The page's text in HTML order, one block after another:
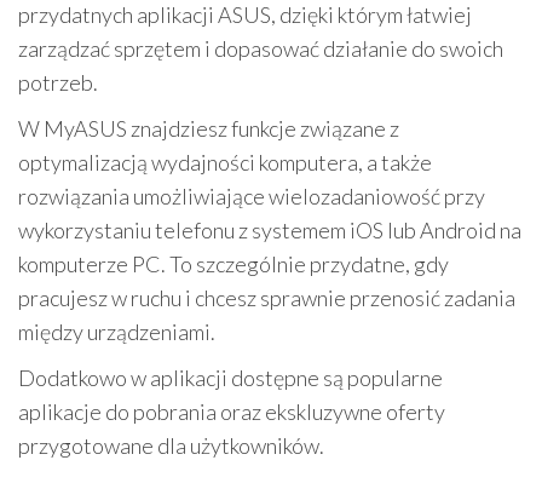
przydatnych aplikacji ASUS, dzięki którym łatwiej
zarządzać sprzętem i dopasować działanie do swoich
potrzeb.
W MyASUS znajdziesz funkcje związane z
optymalizacją wydajności komputera, a także
rozwiązania umożliwiające wielozadaniowość przy
wykorzystaniu telefonu z systemem iOS lub Android na
komputerze PC. To szczególnie przydatne, gdy
pracujesz w ruchu i chcesz sprawnie przenosić zadania
między urządzeniami.
Dodatkowo w aplikacji dostępne są popularne
aplikacje do pobrania oraz ekskluzywne oferty
przygotowane dla użytkowników.